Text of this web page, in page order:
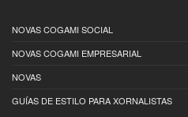
NOVAS COGAMI SOCIAL
NOVAS COGAMI EMPRESARIAL
NOVAS
GUÍAS DE ESTILO PARA XORNALISTAS